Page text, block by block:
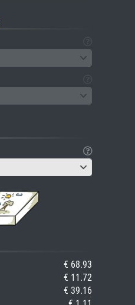
€ 68.93
€ 11.72
€ 39.16